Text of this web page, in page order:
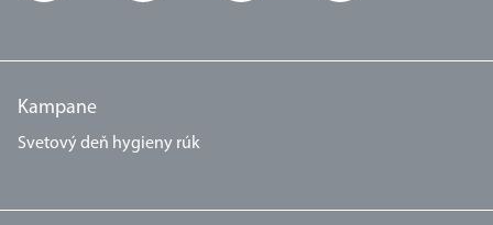
Kampane
Svetový deň hygieny rúk